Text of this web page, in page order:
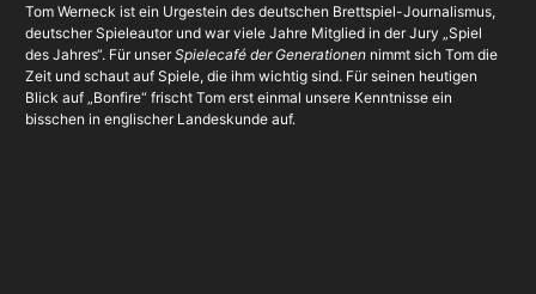
Tom Werneck ist ein Urgestein des deutschen Brettspiel-Journalismus,
deutscher Spieleautor und war viele Jahre Mitglied in der Jury „Spiel
des Jahres“. Für unserSpielecafé der Generationennimmt sich Tom die
Zeit und schaut auf Spiele, die ihm wichtig sind. Für seinen heutigen
Blick auf „Bonfire“ frischt Tom erst einmal unsere Kenntnisse ein
bisschen in englischer Landeskunde auf.